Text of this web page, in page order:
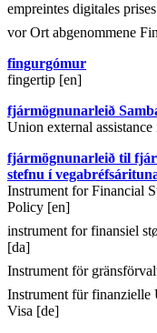
empreintes digitales
vor Ort abgenommene
fingurgómur
fingertip [en]
fjármögnunarleið
Union external
fjármögnunarleið til
stefnu í
Instrument for Financial
Policy [en]
instrument for finansiel
[da]
Instrument för
Instrument für finanzielle
Visa [de]